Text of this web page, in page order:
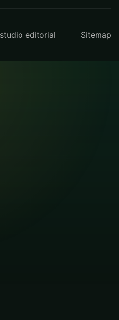
studio editorial Sitemap